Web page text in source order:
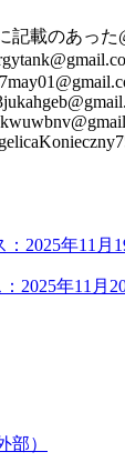
記載のあった
2025年11月
2025年11月
部）